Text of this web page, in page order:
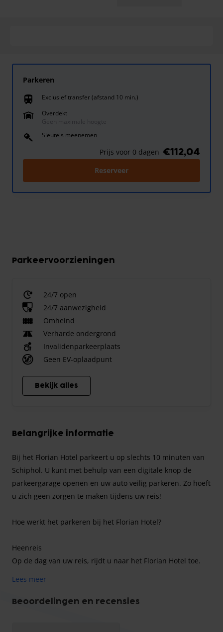
Parkeren
train
Exclusief transfer (afstand 10 min.)
Overdekt
Geen maximale hoogte
Sleutels meenemen
Prijs voor 0 dagen €112,04
Reserveer
Parkeervoorzieningen
24/7 open
24/7 aanwezigheid
Omheind
Verharde ondergrond
Invalidenparkeerplaats
Geen EV-oplaadpunt
Bekijk alles
Belangrijke informatie
Bij het Florian Hotel parkeert u op slechts 10 minuten van
Schiphol. U kunt met behulp van een digitale knop de
parkeergarage openen en uw auto veilig parkeren. Zo hoeft
u zich geen zorgen te maken tijdens uw reis!
Hoe werkt het parkeren bij het Florian Hotel?
Heenreis
Op de dag van uw reis, rijdt u naar het Florian Hotel toe.
Druk op deze knop zodra u voor de poort staat. U kunt uw
Lees meer
Beoordelingen en recensies